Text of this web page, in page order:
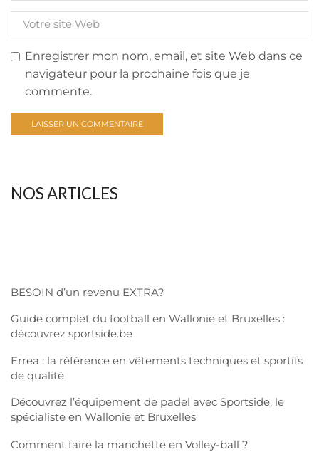
Enregistrer mon nom, email, et site Web dans ce
navigateur pour la prochaine fois que je
commente.
NOS ARTICLES
BESOIN d’un revenu EXTRA?
Guide complet du football en Wallonie et Bruxelles :
découvrez sportside.be
Errea : la référence en vêtements techniques et sportifs
de qualité
Découvrez l’équipement de padel avec Sportside, le
spécialiste en Wallonie et Bruxelles
Comment faire la manchette en Volley-ball ?